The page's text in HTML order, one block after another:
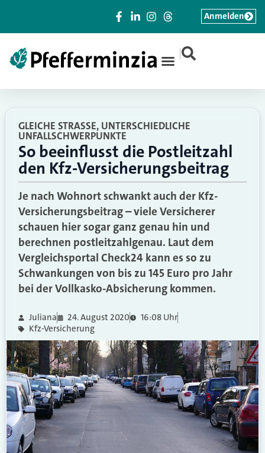
|
Anmelden
GLEICHE STRASSE, UNTERSCHIEDLICHE U
NFALLSCHWERPUNKTE
So beeinflusst die Postleitzahl
den Kfz-Versicherungsbeitrag
Je nach Wohnort schwankt auch der Kfz-
Versicherungsbeitrag – viele Versicherer
schauen hier sogar ganz genau hin und
berechnen postleitzahlgenau. Laut dem
Vergleichsportal Check24 kann es so zu
Schwankungen von bis zu 145 Euro pro Jahr
bei der Vollkasko-Absicherung kommen.
Juliana 24. August 2020
16:08 Uhr
Kfz-Versicherung